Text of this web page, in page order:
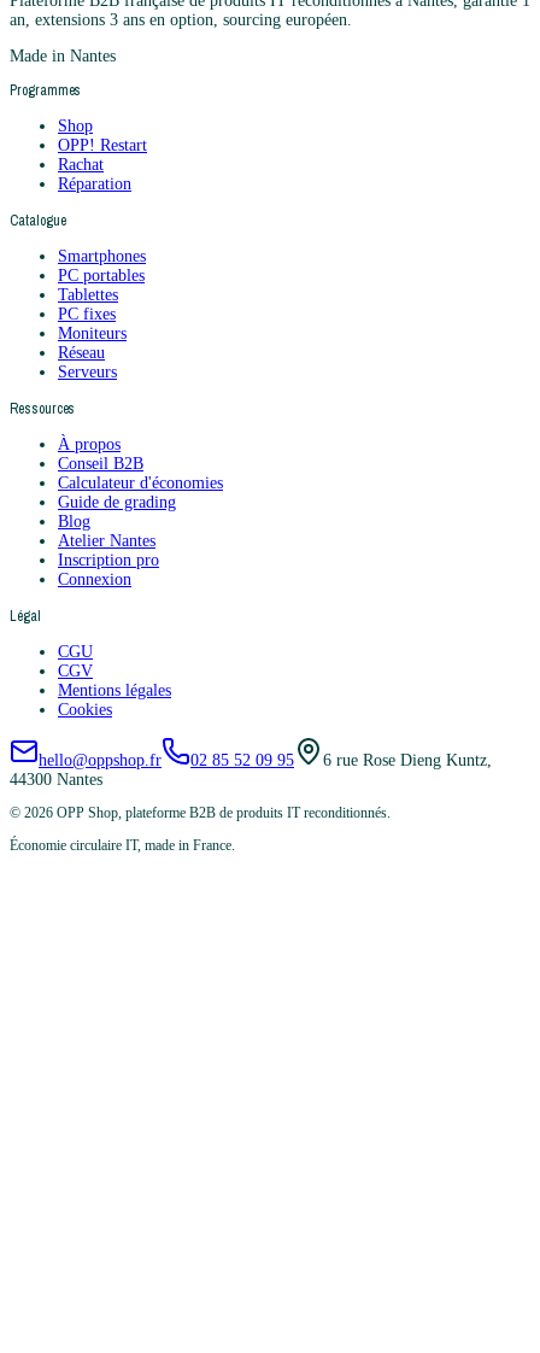
an, extensions 3 ans en option, sourcing européen.
Made in Nantes
Programmes
Shop
OPP! Restart
Rachat
Réparation
Catalogue
Smartphones
PC portables
Tablettes
PC fixes
Moniteurs
Réseau
Serveurs
Ressources
À propos
Conseil B2B
Calculateur d'économies
Guide de grading
Blog
Atelier Nantes
Inscription pro
Connexion
Légal
CGU
CGV
Mentions légales
Cookies
hello@oppshop.fr 02 85 52 09 95
6 rue Rose Dieng Kuntz,
44300 Nantes
© 2026 OPP Shop, plateforme B2B de produits IT reconditionnés.
Économie circulaire IT, made in France.